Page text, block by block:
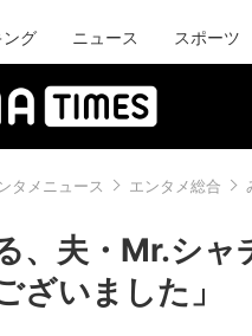
ング ニュース スポーツ
タメニュース エンタメ総合
、夫・Mr.シャ
ざいました」